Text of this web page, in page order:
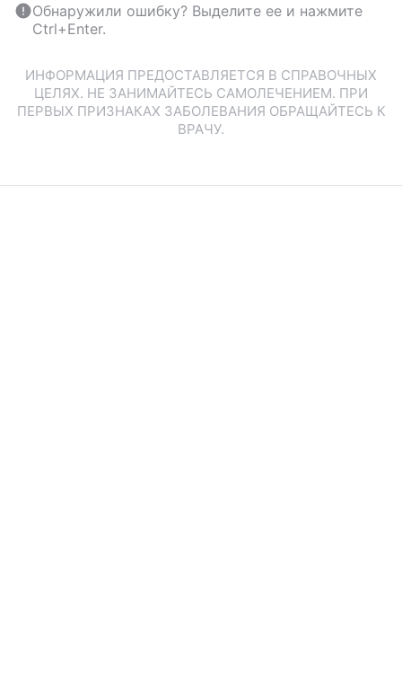
Обнаружили ошибку? Выделите ее и нажмите
Ctrl+Enter.
ИНФОРМАЦИЯ ПРЕДОСТАВЛЯЕТСЯ В СПРАВОЧНЫХ
ЦЕЛЯХ. НЕ ЗАНИМАЙТЕСЬ САМОЛЕЧЕНИЕМ. ПРИ
ПЕРВЫХ ПРИЗНАКАХ ЗАБОЛЕВАНИЯ ОБРАЩАЙТЕСЬ К
ВРАЧУ.